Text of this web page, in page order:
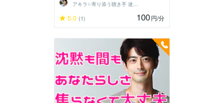
アキラ✨寄り添う聴き手 迷い不安の相談室
5.0 (1) 100円/分